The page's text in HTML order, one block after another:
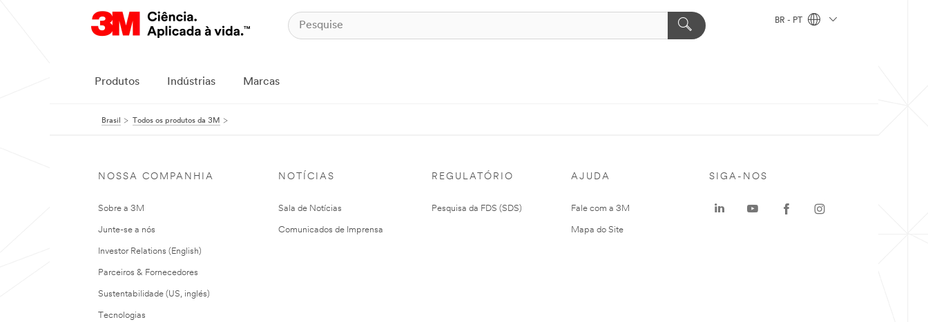
BR - PT
Produtos Indústrias Marcas
Brasil Todos os produtos da 3M
NOSSA COMPANHIA
Sobre a 3M
Junte-se a nós
Investor Relations (English)
Parceiros & Fornecedores
Sustentabilidade (US, inglés)
Tecnologias
NOTÍCIAS
Sala de Notícias
Comunicados de Imprensa
REGULATÓRIO
Pesquisa da FDS (SDS)
AJUDA
Fale com a 3M
Mapa do Site
SIGA-NOS